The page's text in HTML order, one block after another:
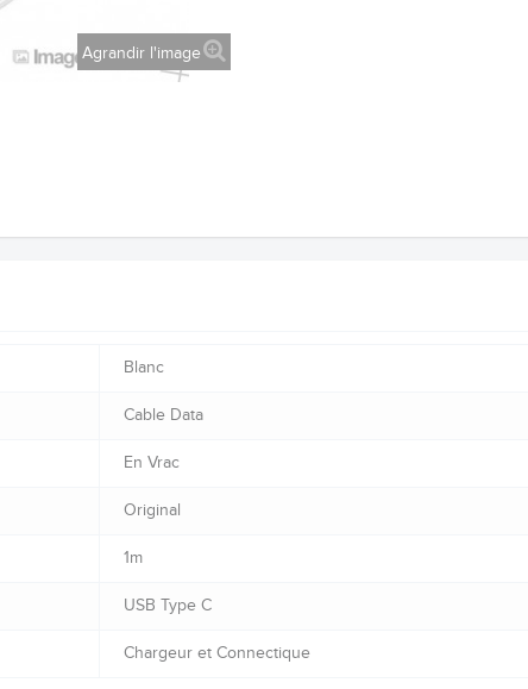
Agrandir l'image
Blanc
Cable Data
En Vrac
Original
1m
USB Type C
Chargeur et Connectique